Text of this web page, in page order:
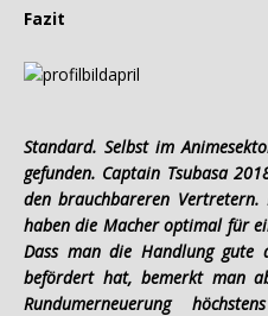
Fazit
Standard. Selbst im
gefunden. Captain Tsubasa
den brauchbareren Vertretern.
haben die Macher optimal für
Dass man die Handlung gute
befördert hat, bemerkt man
Rundumerneuerung